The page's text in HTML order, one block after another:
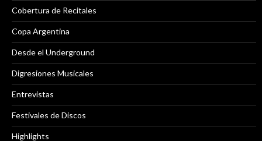
Cobertura de Recitales
Copa Argentina
Desde el Underground
Digresiones Musicales
Entrevistas
Festivales de Discos
Highlights